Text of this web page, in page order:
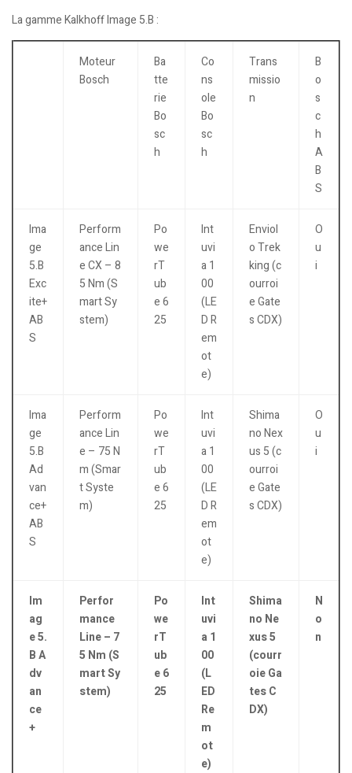
La gamme Kalkhoff Image 5.B :
Moteur
Bosch
Ba
tte
rie
Bo
sc
h
Co
ns
ole
Bo
sc
h
Trans
missio
n
B
o
s
c
h
A
B
S
Ima
ge
5.B
Exc
ite+
AB
S
Perform
ance Lin
e CX – 8
5 Nm (S
mart Sy
stem)
Po
we
rT
ub
e 6
25
Int
uvi
a 1
00
(LE
D R
em
ot
e)
Enviol
o Trek
king (c
ourroi
e Gate
s CDX)
O
u
i
Ima
ge
5.B
Ad
van
ce+
AB
S
Perform
ance Lin
e – 75 N
m (Smar
t Syste
m)
Po
we
rT
ub
e 6
25
Int
uvi
a 1
00
(LE
D R
em
ot
e)
Shima
no Nex
us 5 (c
ourroi
e Gate
s CDX)
O
u
i
Im
ag
e 5.
B A
dv
an
ce
+
Perfor
mance
Line – 7
5 Nm (S
mart Sy
stem)
Po
we
rT
ub
e 6
25
Int
uvi
a 1
00
(L
ED
Re
m
ot
e)
Shima
no Ne
xus 5
(courr
oie Ga
tes C
DX)
N
o
n